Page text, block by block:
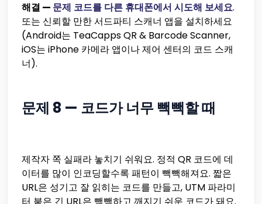
해결 — 문제 코드를 다른 휴대폰에서 시도해 보세요.
또는 신뢰할 만한 서드파티 스캐너 앱을 설치하세요
(Android는 TeaCapps QR & Barcode Scanner,
iOS는 iPhone 카메라 앱이나 제어 센터의 코드 스캐
너).
문제 8 — 코드가 너무 빽빽할 때
제작자 쪽 실패라 놓치기 쉬워요. 정적 QR 코드에 데
이터를 많이 인코딩할수록 패턴이 빽빽해져요. 짧은
URL은 성기고 잘 읽히는 코드를 만들고, UTM 파라미